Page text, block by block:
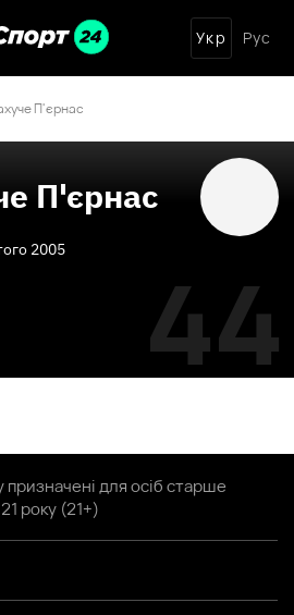
Укр Рус
П'єрнас
П'єрнас
2005
44
призначені для осіб старше
21 року (21+)